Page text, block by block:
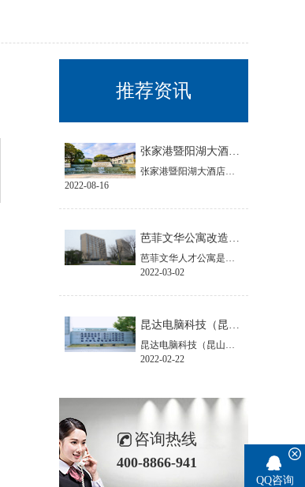
推荐资讯
张家港暨阳湖大酒店节能改造项目
张家港暨阳湖大酒店坐落于4A级风景区生态公园内，地理位置优越，交通便捷。心日源在充分调研后对其中央空调系统和生活热水系统进行了节能改造。
2022-08-16
芭菲文华公寓改造项目
芭菲文华人才公寓是由研究生公寓、科研公寓、青年公寓、专家住宅楼组成。此次项目是针对公寓楼进行生活热水系统的设计应用。
2022-03-02
昆达电脑科技（昆山）有限公司改造项目
昆达电脑科技（昆山）有限公司是神达电脑于2002年3月投产运营的又一大型生产基地。位于江苏省昆山市出口加工区，占地面积12万平方米。
2022-02-22
咨询热线
400-8866-941
QQ咨询